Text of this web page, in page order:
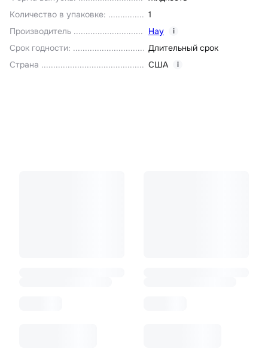
Количество в упаковке:
1
Производитель
Нау i
Срок годности:
Длительный срок
Страна
США i